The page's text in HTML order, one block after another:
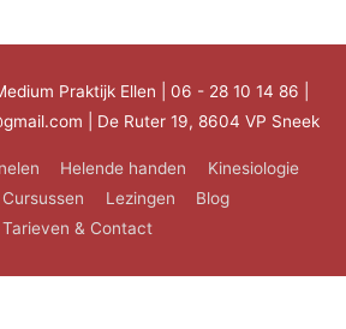
Praktijk Ellen | 06 - 28 10 14 86 |
| De Ruter 19, 8604 VP Sneek
Helende handen
Kinesiologie
Cursussen Lezingen
Blog
Tarieven & Contact